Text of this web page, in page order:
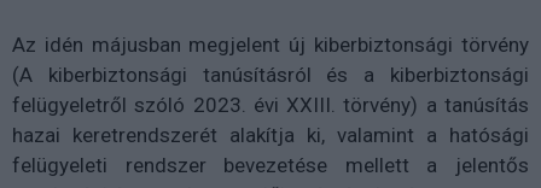
Az idén májusban megjelent új kiberbiztonsági törvény
(A kiberbiztonsági tanúsításról és a kiberbiztonsági
felügyeletről szóló 2023. évi XXIII. törvény) a tanúsítás
hazai keretrendszerét alakítja ki, valamint a hatósági
felügyeleti rendszer bevezetése mellett a jelentős